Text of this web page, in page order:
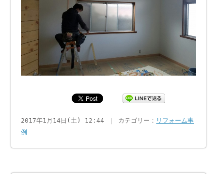
2017年1月14日(土) 12:44 ｜ カテゴリー： リフォーム事
例